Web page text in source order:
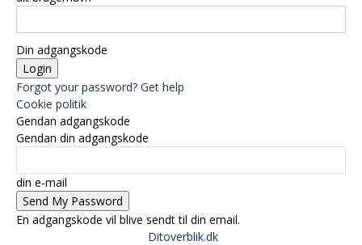
Din adgangskode
Forgot your password? Get help
Cookie politik
Gendan adgangskode
Gendan din adgangskode
din e-mail
En adgangskode vil blive sendt til din email.
Ditoverblik.dk